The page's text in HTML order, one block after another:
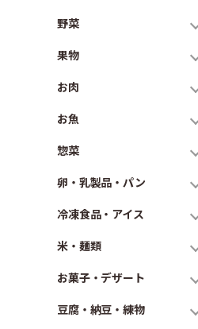
野菜
果物
お肉
お魚
惣菜
卵・乳製品・パン
冷凍食品・アイス
米・麺類
お菓子・デザート
豆腐・納豆・練物